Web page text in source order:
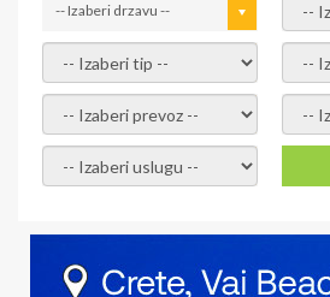
-- Izaberi drzavu -- --
-- Izaberi tip -- --
-- Izaberi prevoz -- --
-- Izaberi uslugu --